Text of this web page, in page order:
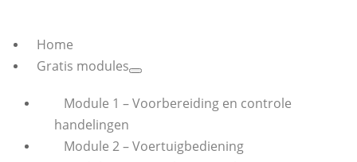
Home
Gratis modules
Module 1 – Voorbereiding en controle
handelingen
Module 2 – Voertuigbediening